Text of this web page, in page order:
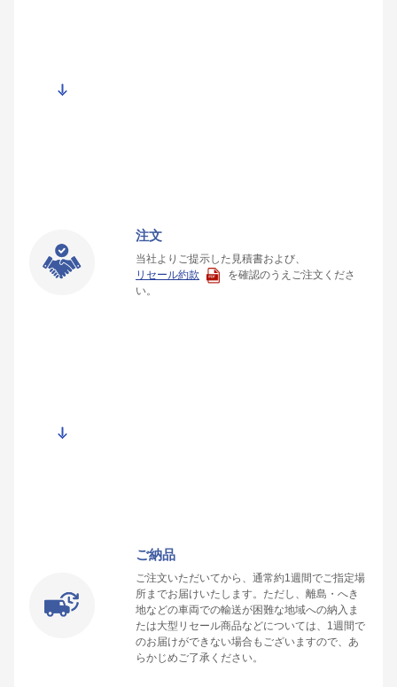
注文
当社よりご提示した見積書および、
リセール約款
を確認のうえご注文くださ
い。
ご納品
ご注文いただいてから、通常約1週間でご指定場
所までお届けいたします。ただし、離島・へき
地などの車両での輸送が困難な地域への納入ま
たは大型リセール商品などについては、1週間で
のお届けができない場合もございますので、あ
らかじめご了承ください。